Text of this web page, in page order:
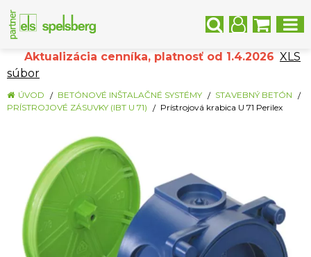
Aktualizácia cenníka, platnosť od 1.4.2026 XLS
súbor
ÚVOD BETÓNOVÉ INŠTALAČNÉ SYSTÉMY
STAVEBNÝ BETÓN
PRÍSTROJOVÉ ZÁSUVKY (IBT U 71)
Prístrojová krabica U 71 Perilex